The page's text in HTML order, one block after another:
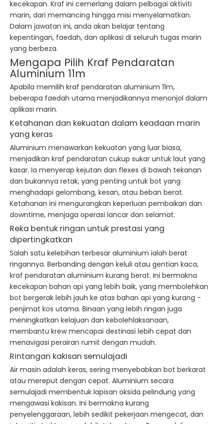
kecekapan. Kraf ini cemerlang dalam pelbagai aktiviti
marin, dari memancing hingga misi menyelamatkan.
Dalam jawatan ini, anda akan belajar tentang
kepentingan, faedah, dan aplikasi di seluruh tugas marin
yang berbeza.
Mengapa Pilih Kraf Pendaratan
Aluminium 11m
Apabila memilih kraf pendaratan aluminium 11m,
beberapa faedah utama menjadikannya menonjol dalam
aplikasi marin.
Ketahanan dan kekuatan dalam keadaan marin
yang keras
Aluminium menawarkan kekuatan yang luar biasa,
menjadikan kraf pendaratan cukup sukar untuk laut yang
kasar. Ia menyerap kejutan dan flexes di bawah tekanan
dan bukannya retak, yang penting untuk bot yang
menghadapi gelombang, kesan, atau beban berat.
Ketahanan ini mengurangkan keperluan pembaikan dan
downtime, menjaga operasi lancar dan selamat.
Reka bentuk ringan untuk prestasi yang
dipertingkatkan
Salah satu kelebihan terbesar aluminium ialah berat
ringannya. Berbanding dengan keluli atau gentian kaca,
kraf pendaratan aluminium kurang berat. Ini bermakna
kecekapan bahan api yang lebih baik, yang membolehkan
bot bergerak lebih jauh ke atas bahan api yang kurang -
penjimat kos utama. Binaan yang lebih ringan juga
meningkatkan kelajuan dan kebolehlaksanaan,
membantu krew mencapai destinasi lebih cepat dan
menavigasi perairan rumit dengan mudah.
Rintangan kakisan semulajadi
Air masin adalah keras, sering menyebabkan bot berkarat
atau mereput dengan cepat. Aluminium secara
semulajadi membentuk lapisan oksida pelindung yang
mengawasi kakisan. Ini bermakna kurang
penyelenggaraan, lebih sedikit pekerjaan mengecat, dan